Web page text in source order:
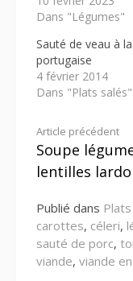
Dans "Légumes"
Sauté de veau à la
portugaise
4 février 2014
Dans "Plats salés"
Lire
la
Article précédent
Soupe
lentilles
Publié dans
carottes, céleri,
sauté de porc,
viande, viande